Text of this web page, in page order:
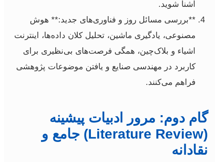
آشنا شوید.
**بررسی مسائل روز و فناوری‌های جدید:** هوش
مصنوعی، یادگیری ماشین، تحلیل کلان داده‌ها، اینترنت
اشیاء و بلاک‌چین، همگی فرصت‌های بی‌نظیری برای
کاربرد در مهندسی صنایع و یافتن موضوعات پژوهشی
فراهم می‌کنند.
گام دوم: مرور ادبیات پیشینه
(Literature Review) جامع و
نقادانه